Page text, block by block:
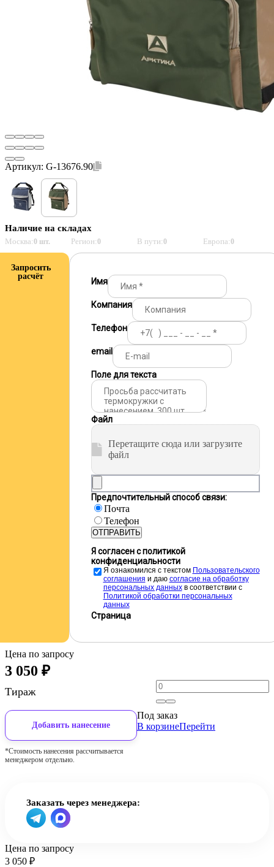
Артикул: G-13676.90
Наличие на складах
Москва:0 шт. Регион:0 В пути:0 Европа:0
Запросить
расчёт
Имя
Компания
Телефон
email
Поле для текста
Файл
Перетащите сюда или загрузите
файл
Предпочтительный способ связи:
Почта
Телефон
ОТПРАВИТЬ
Я согласен с политикой
конфиденциальности
Я ознакомился с текстом Пользовательского
соглашения и даю cогласие на обработку
персональных данныхв соответствии с
Политикой обработки персональных
данных
Страница
Цена по запросу
3 050 ₽
Тираж
Добавить нанесение
*Стоимость нанесения рассчитывается
менеджером отдельно.
Под заказ
В корзинеПерейти
Заказать через менеджера:
Цена по запросу
3 050 ₽